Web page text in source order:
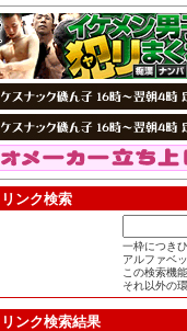
リンク検索
一枠につき
アルファベ
この検索機
それ以外の
リンク検索結果